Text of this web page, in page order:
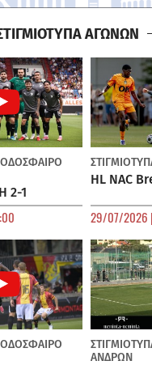
ΑΓΩΝΩΝ
2-1
HL NAC
29/07/2026
ΑΝΔΡΏΝ